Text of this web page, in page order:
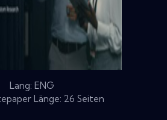
Lang: ENG
Länge: 26 Seiten